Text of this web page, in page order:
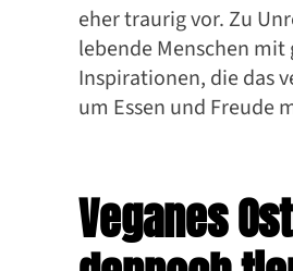
eher traurig vor. Zu
lebende Menschen
Inspirationen, die das
um Essen und Freude
Veganes